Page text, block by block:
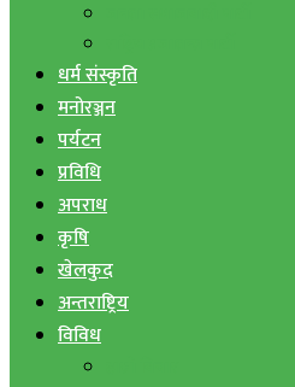
धर्म संस्कृति
मनोरञ्जन
पर्यटन
प्रविधि
अपराध
कृषि
खेलकुद
अन्तराष्ट्रिय
विविध